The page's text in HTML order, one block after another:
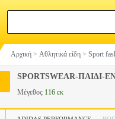
Αρχική > Αθλητικά είδη > Sport
SPORTSWEAR-ΠΑΙΔΙ-
Μέγεθος 116 εκ